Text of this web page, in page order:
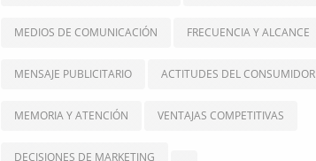
MEDIOS DE COMUNICACIÓN FRECUENCIA Y ALCANCE
MENSAJE PUBLICITARIO ACTITUDES DEL CONSUMIDOR
MEMORIA Y ATENCIÓN VENTAJAS COMPETITIVAS
DECISIONES DE MARKETING